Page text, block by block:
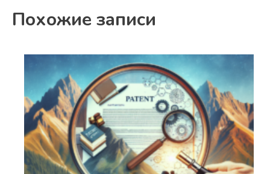
Похожие записи